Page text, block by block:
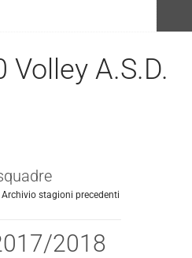
Volley A.S.D.
Archivio stagioni precedenti
2018